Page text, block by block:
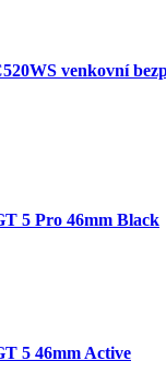
venkovní
5 Pro 46mm Black
5 46mm Active